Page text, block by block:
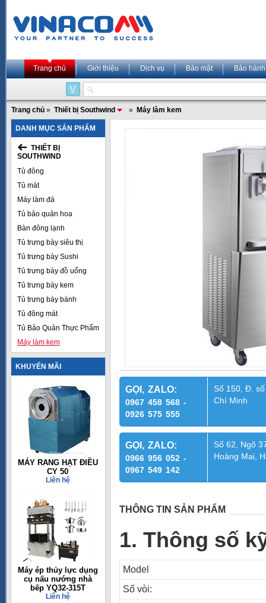
Trang chủ Giới thiệu Dịch vụ Bảo mật Bảo hành
Trang chủ » Thiết bị Southwind » Máy làm kem
DANH MỤC SẢN PHẨM
THIẾT BỊ
SOUTHWIND
Tủ đông
Tủ mát
Máy làm đá
Tủ bảo quản hoa
Bàn đông lạnh
Tủ trưng bày siêu thị
Tủ trưng bày Sushi
Tủ trưng bày đồ uống
Tủ trưng bày kem
Tủ trưng bày bánh
Tủ đông mát
Tủ Bảo Quản Thực Phẩm
Máy làm kem
KHUYẾN MÃI
MÁY RANG HẠT ĐIỀU
CY 50
Liên hệ
Máy ép thủy lực dụng
cụ nấu nướng nhà
bếp YQ32-315T
Liên hệ
GỌI, ZALO:
0967 458 568 -
0926 575 555
Số 150, Đ.
Chí Minh
GỌI, ZALO:
0966 956 052 -
0967 549 142
Số 62, Ngõ
Hoàng Mai,
THÔNG TIN SẢN PHẨM
1. Thông số
Model
Số vòi: